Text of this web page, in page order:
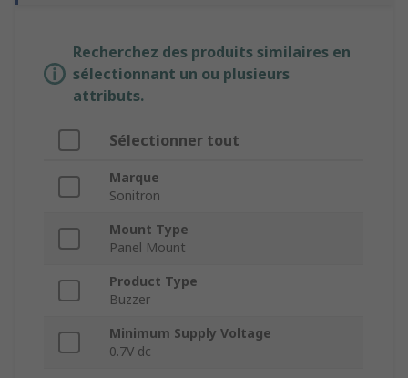
Recherchez des produits similaires en
sélectionnant un ou plusieurs
attributs.
Sélectionner tout
Marque
Sonitron
Mount Type
Panel Mount
Product Type
Buzzer
Minimum Supply Voltage
0.7V dc